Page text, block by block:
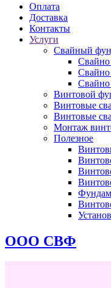
Оплата
Доставка
Контакты
Услуги
Свайный
Свайно
Свайно
Винтовой
Винтовые
Винтовые
Монтаж
Полезное
ООО СВФ